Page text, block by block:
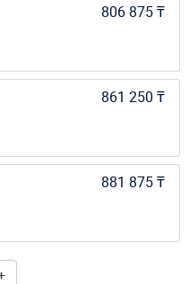
806 875 ₸
861 250 ₸
881 875 ₸